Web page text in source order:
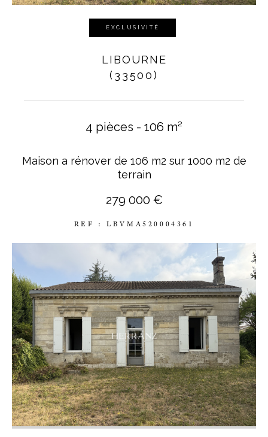
EXCLUSIVITÉ
LIBOURNE
(33500)
4 pièces - 106 m²
Maison a rénover de 106 m2 sur 1000 m2 de
terrain
279 000 €
REF : LBVMA520004361